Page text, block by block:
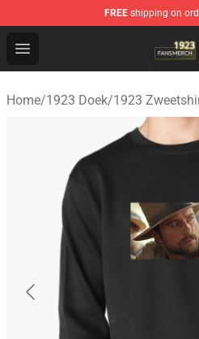
FREE shipping on
Open menu
1923 Shop - Official 1923
Home/1923 Doek/1923